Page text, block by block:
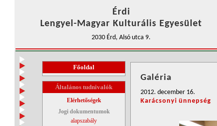
Érdi
Lengyel-Magyar Kulturális Egyesület
2030 Érd, Alsó utca 9.
Főoldal
Általános tudnivalók
Elérhetőségek
Jogi dokumentumok
alapszabály
Galéria
2012. december 16.
Karácsonyi ünnepség